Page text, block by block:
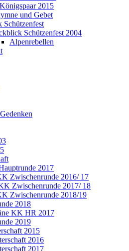
2015
und Gebet
Schützenfest
Schützenfest 2004
Alpenrebellen
2017
Zwischenrunde 2016/ 17
Zwischenrunde 2017/ 18
Zwischenrunde 2018/19
2018
KK HR 2017
2019
2015
2016
2017